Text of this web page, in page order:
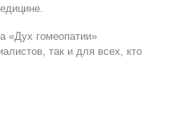
«Дух гомеопатии»
так и для всех, кто